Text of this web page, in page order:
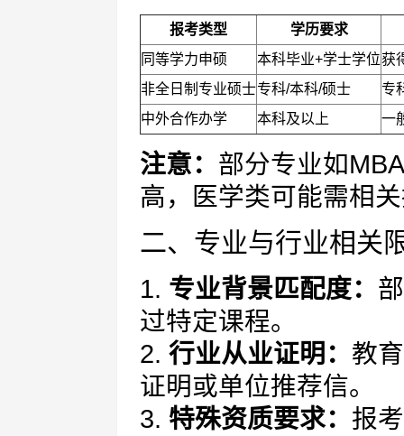
报考类型
学历要求
同等学力申硕
本科毕业+学士学位获
非全日制专业硕士专科/本科/硕士
专
中外合作办学
本科及以上 一
注意： 部分专业如
高，医学类可能需相
二、专业与行业相关
1. 专业背景匹配度：
过特定课程。
2. 行业从业证明： 教
证明或单位推荐信。
3. 特殊资质要求： 报